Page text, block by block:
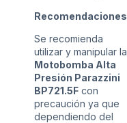
Recomendaciones
Se recomienda
utilizar y manipular la
Motobomba Alta
Presión Parazzini
BP721.5F con
precaución ya que
dependiendo del